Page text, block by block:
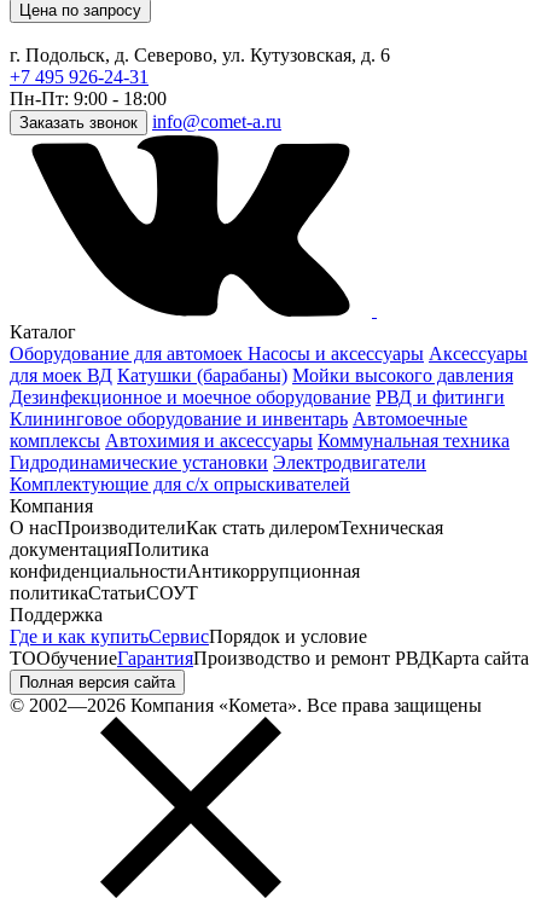
Цена по запросу
г. Подольск, д. Северово, ул. Кутузовская, д. 6
+7 495 926-24-31
Пн-Пт: 9:00 - 18:00
Заказать звонок info@comet-a.ru
Каталог
Оборудование для автомоек Насосы и аксессуары Аксессуары
для моек ВД Катушки (барабаны) Мойки высокого давления
Дезинфекционное и моечное оборудование РВД и фитинги
Клининговое оборудование и инвентарь Автомоечные
комплексы Автохимия и аксессуары Коммунальная техника
Гидродинамические установки Электродвигатели
Комплектующие для с/х опрыскивателей
Компания
О насПроизводителиКак стать дилеромТехническая
документацияПолитика
конфиденциальностиАнтикоррупционная
политикаСтатьиСОУТ
Поддержка
Где и как купитьСервисПорядок и условие
ТООбучениеГарантияПроизводство и ремонт РВДКарта сайта
Полная версия сайта
© 2002—2026 Компания «Комета». Все права защищены